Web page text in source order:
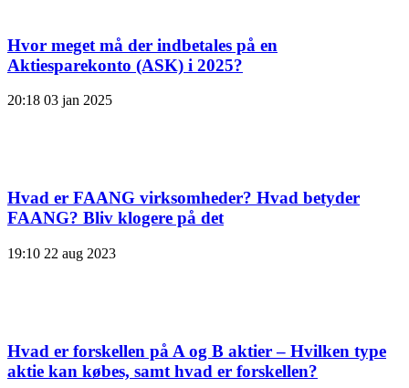
Hvor meget må der indbetales på en
Aktiesparekonto (ASK) i 2025?
20:18 03 jan 2025
Hvad er FAANG virksomheder? Hvad betyder
FAANG? Bliv klogere på det
19:10 22 aug 2023
Hvad er forskellen på A og B aktier – Hvilken type
aktie kan købes, samt hvad er forskellen?